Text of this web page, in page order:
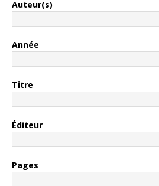
Auteur(s)
Année
Titre
Éditeur
Pages